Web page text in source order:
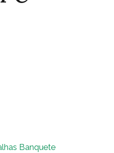
Banquete